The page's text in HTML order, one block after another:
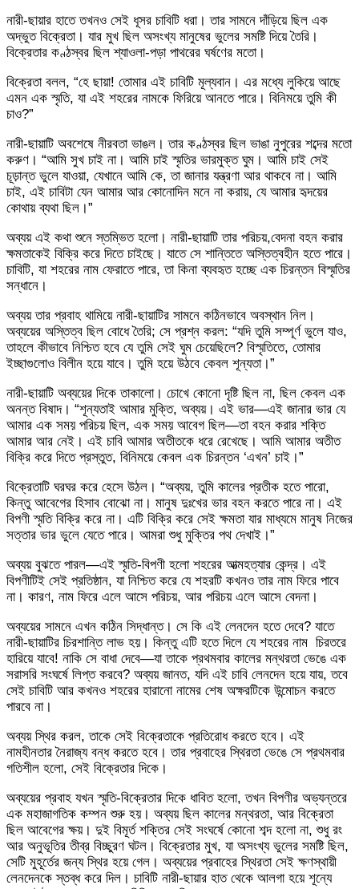
​নারী-ছায়ার হাতে তখনও সেই ধূসর চাবিটি ধরা। তার সামনে দাঁড়িয়ে ছিল এক
অদ্ভুত বিক্রেতা। যার মুখ ছিল অসংখ্য মানুষের ভুলের সমষ্টি দিয়ে তৈরি।
বিক্রেতার কণ্ঠস্বর ছিল শ্যাওলা-পড়া পাথরের ঘর্ষণের মতো।
​বিক্রেতা বলল, “হে ছায়া! তোমার এই চাবিটি মূল্যবান। এর মধ্যে লুকিয়ে আছে
এমন এক স্মৃতি, যা এই শহরের নামকে ফিরিয়ে আনতে পারে। বিনিময়ে তুমি কী
চাও?”
​নারী-ছায়াটি অবশেষে নীরবতা ভাঙল। তার কণ্ঠস্বর ছিল ভাঙা নুপুরের শব্দের মতো
করুণ। “আমি সুখ চাই না। আমি চাই স্মৃতির ভারমুক্ত ঘুম। আমি চাই সেই
চূড়ান্ত ভুলে যাওয়া, যেখানে আমি কে, তা জানার যন্ত্রণা আর থাকবে না। আমি
চাই, এই চাবিটা যেন আমার আর কোনোদিন মনে না করায়, যে আমার হৃদয়ের
কোথায় ব্যথা ছিল।”
​অব্যয় এই কথা শুনে স্তম্ভিত হলো। নারী-ছায়াটি তার পরিচয়,বেদনা বহন করার
ক্ষমতাকেই বিক্রি করে দিতে চাইছে। যাতে সে শান্তিতে অস্তিত্বহীন হতে পারে।
চাবিটি, যা শহরের নাম ফেরাতে পারে, তা কিনা ব্যবহৃত হচ্ছে এক চিরন্তন বিস্মৃতির
সন্ধানে।
​অব্যয় তার প্রবাহ থামিয়ে নারী-ছায়াটির সামনে কঠিনভাবে অবস্থান নিল।
অব্যয়ের অস্তিত্ব ছিল বোধে তৈরি; সে প্রশ্ন করল: “যদি তুমি সম্পূর্ণ ভুলে যাও,
তাহলে কীভাবে নিশ্চিত হবে যে তুমি সেই ঘুম চেয়েছিলে? বিস্মৃতিতে, তোমার
ইচ্ছাগুলোও বিলীন হয়ে যাবে। তুমি হয়ে উঠবে কেবল শূন্যতা।”
​নারী-ছায়াটি অব্যয়ের দিকে তাকালো। চোখে কোনো দৃষ্টি ছিল না, ছিল কেবল এক
অনন্ত বিষাদ। “শূন্যতাই আমার মুক্তি, অব্যয়। এই ভার—এই জানার ভার যে
আমার এক সময় পরিচয় ছিল, এক সময় আবেগ ছিল—তা বহন করার শক্তি
আমার আর নেই। এই চাবি আমার অতীতকে ধরে রেখেছে। আমি আমার অতীত
বিক্রি করে দিতে প্রস্তুত, বিনিময়ে কেবল এক চিরন্তন ‘এখন’ চাই।”
​বিক্রেতাটি ঘরঘর করে হেসে উঠল। “অব্যয়, তুমি কালের প্রতীক হতে পারো,
কিন্তু আবেগের হিসাব বোঝো না। মানুষ দুঃখের ভার বহন করতে পারে না। এই
বিপণী স্মৃতি বিক্রি করে না। এটি বিক্রি করে সেই ক্ষমতা যার মাধ্যমে মানুষ নিজের
সত্তার ভার ভুলে যেতে পারে। আমরা শুধু মুক্তির পথ দেখাই।”
​অব্যয় বুঝতে পারল—এই স্মৃতি-বিপণী হলো শহরের আত্মহত্যার কেন্দ্র। এই
বিপণীটিই সেই প্রতিষ্ঠান, যা নিশ্চিত করে যে শহরটি কখনও তার নাম ফিরে পাবে
না। কারণ, নাম ফিরে এলে আসে পরিচয়, আর পরিচয় এলে আসে বেদনা।
​অব্যয়ের সামনে এখন কঠিন সিদ্ধান্ত। সে কি এই লেনদেন হতে দেবে? যাতে
নারী-ছায়াটির চিরশান্তি লাভ হয়। কিন্তু এটি হতে দিলে যে শহরের নাম চিরতরে
হারিয়ে যাবে! নাকি সে বাধা দেবে—যা তাকে প্রথমবার কালের মন্থরতা ভেঙে এক
সরাসরি সংঘর্ষে লিপ্ত করবে? অব্যয় জানত, যদি এই চাবি লেনদেন হয়ে যায়, তবে
সেই চাবিটি আর কখনও শহরের হারানো নামের শেষ অক্ষরটিকে উন্মোচন করতে
পারবে না।
​অব্যয় স্থির করল, তাকে সেই বিক্রেতাকে প্রতিরোধ করতে হবে। এই
নামহীনতার নৈরাজ্য বন্ধ করতে হবে। তার প্রবাহের স্থিরতা ভেঙে সে প্রথমবার
গতিশীল হলো, সেই বিক্রেতার দিকে।
​অব্যয়ের প্রবাহ যখন স্মৃতি-বিক্রেতার দিকে ধাবিত হলো, তখন বিপণীর অভ্যন্তরে
এক মহাজাগতিক কম্পন শুরু হয়। অব্যয় ছিল কালের মন্থরতা, আর বিক্রেতা
ছিল আবেগের ক্ষয়। দুই বিমূর্ত শক্তির সেই সংঘর্ষে কোনো শব্দ হলো না, শুধু রং
আর অনুভূতির তীব্র বিচ্ছুরণ ঘটল। বিক্রেতার মুখ, যা অসংখ্য ভুলের সমষ্টি ছিল,
সেটি মুহূর্তের জন্য স্থির হয়ে গেল। অব্যয়ের প্রবাহের স্থিরতা সেই ক্ষণস্থায়ী
লেনদেনকে স্তব্ধ করে দিল। চাবিটি নারী-ছায়ার হাত থেকে আলগা হয়ে শূন্যে